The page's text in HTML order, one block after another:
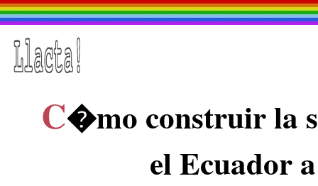
C�mo construir la
el Ecuador